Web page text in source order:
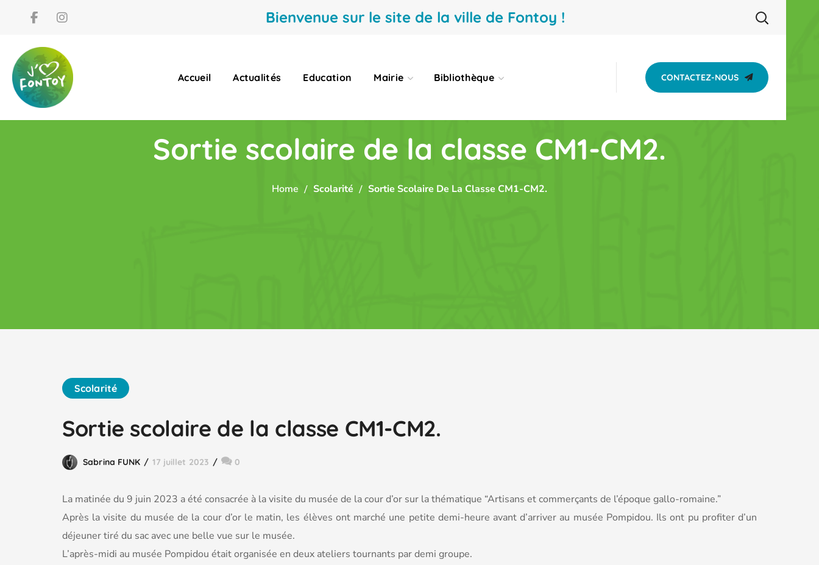
Bienvenue sur le site de la ville de Fontoy !
Accueil Actualités Education Mairie Bibliothèque CONTACTEZ-NOUS
Sortie scolaire de la classe CM1-CM2.
Home Scolarité Sortie Scolaire De La Classe CM1-CM2.
Scolarité
Sortie scolaire de la classe CM1-CM2.
Sabrina FUNK 17 juillet 2023 0
La matinée du 9 juin 2023 a été consacrée à la visite du musée de la cour d’or sur la thématique “Artisans et commerçants de l’époque gallo-romaine.”
Après la visite du musée de la cour d’or le matin, les élèves ont marché une petite demi-heure avant d’arriver au musée Pompidou. Ils ont pu profiter d’un
déjeuner tiré du sac avec une belle vue sur le musée.
L’après-midi au musée Pompidou était organisée en deux ateliers tournants par demi groupe.